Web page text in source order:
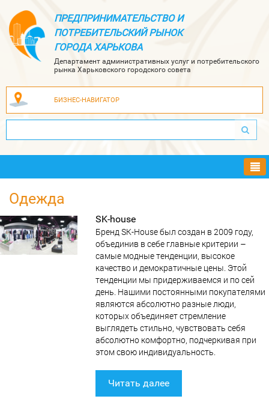
ПРЕДПРИНИМАТЕЛЬСТВО И
ПОТРЕБИТЕЛЬСКИЙ РЫНОК
ГОРОДА ХАРЬКОВА
Департамент административных услуг и потребительского
рынка Харьковского городского совета
БИЗНЕС-НАВИГАТОР
Одежда
SK-house
Бренд SK-House был создан в 2009 году,
объединив в себе главные критерии –
самые модные тенденции, высокое
качество и демократичные цены. Этой
тенденции мы придерживаемся и по сей
день. Нашими постоянными покупателями
являются абсолютно разные люди,
которых объединяет стремление
выглядеть стильно, чувствовать себя
абсолютно комфортно, подчеркивая при
этом свою индивидуальность.
Читать далее